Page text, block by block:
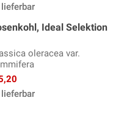
lieferbar
Ideal Selektion
oleracea var.
lieferbar